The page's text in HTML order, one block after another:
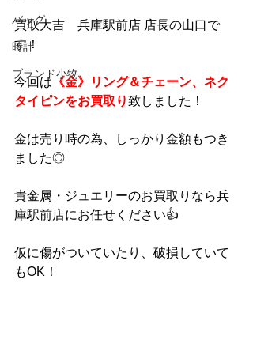
バッグ
時計
ブランド小物
買取大吉　兵庫駅前店 店長の山口で
す！
今回は 《金》リング＆チェーン、ネク
タイピンをお買取り致しました！
金は売り時の為、しっかり金額もつき
ました◎
貴金属・ジュエリーのお買取りなら兵
庫駅前店にお任せください👍
仮に傷がついていたり、破損していて
もOK！